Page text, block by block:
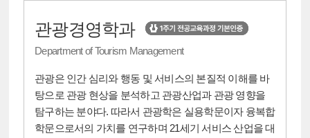
관광경영학과
Department of Tourism Management
관광은 인간 심리와 행동 및 서비스의 본질적 이해를 바
탕으로 관광 현상을 분석하고 관광산업과 관광 영향을
탐구하는 분야다. 따라서 관광학은 실용학문이자 융복합
학문으로서의 가치를 연구하며 21세기 서비스 산업을 대